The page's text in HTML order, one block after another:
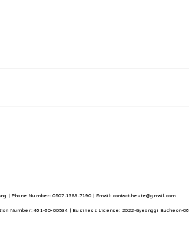
| Phone Number: 0507.1389.7190 | Email: contact.heute@gmail.com
Number:461-60-00534| Business License:2022-Gyeonggi Bucheon-